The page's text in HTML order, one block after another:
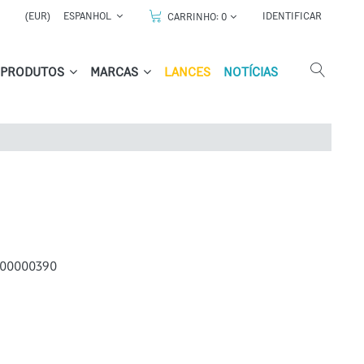
(EUR) ESPANHOL CARRINHO:0 IDENTIFICAR
PRODUTOS MARCAS LANCES NOTÍCIAS